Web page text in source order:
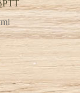
PTT